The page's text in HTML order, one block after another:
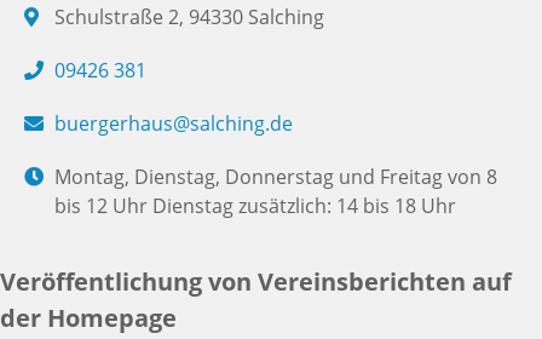
Schulstraße 2, 94330 Salching
09426 381
buergerhaus@salching.de
Montag, Dienstag, Donnerstag und Freitag von 8
bis 12 Uhr Dienstag zusätzlich: 14 bis 18 Uhr
Veröffentlichung von Vereinsberichten auf
der Homepage